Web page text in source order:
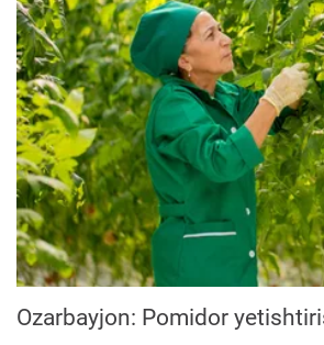
Ozarbayjon: Pomidor